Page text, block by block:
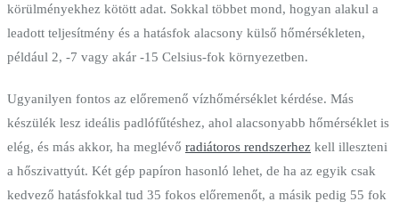
körülményekhez kötött adat. Sokkal többet mond, hogyan alakul a
leadott teljesítmény és a hatásfok alacsony külső hőmérsékleten,
például 2, -7 vagy akár -15 Celsius-fok környezetben.
Ugyanilyen fontos az előremenő vízhőmérséklet kérdése. Más
készülék lesz ideális padlófűtéshez, ahol alacsonyabb hőmérséklet is
elég, és más akkor, ha meglévő radiátoros rendszerhez kell illeszteni
a hőszivattyút. Két gép papíron hasonló lehet, de ha az egyik csak
kedvező hatásfokkal tud 35 fokos előremenőt, a másik pedig 55 fok